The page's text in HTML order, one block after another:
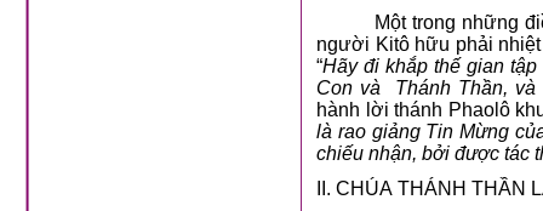
Một trong những
người Kitô hữu phải
“Hãy đi khắp thế gian
Con và
Thánh Thần,
hành lời thánh Phaolô
là rao giảng Tin Mừng
chiếu nhận, bởi được tác
II. CHÚA THÁNH THẦN